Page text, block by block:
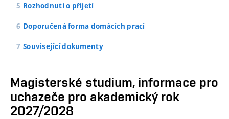
Rozhodnutí o přijetí
Doporučená forma domácích prací
Související dokumenty
Magisterské studium, informace pro
uchazeče pro akademický rok
2027/2028